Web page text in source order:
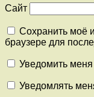
Сайт
Сохранить моё
браузере для
Уведомить
Уведомлять